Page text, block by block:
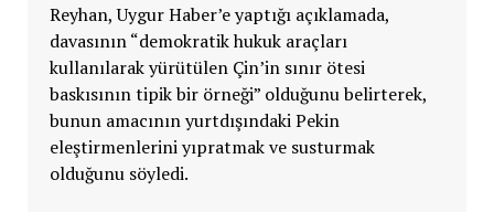
Reyhan, Uygur Haber’e yaptığı açıklamada,
davasının “demokratik hukuk araçları
kullanılarak yürütülen Çin’in sınır ötesi
baskısının tipik bir örneği” olduğunu belirterek,
bunun amacının yurtdışındaki Pekin
eleştirmenlerini yıpratmak ve susturmak
olduğunu söyledi.